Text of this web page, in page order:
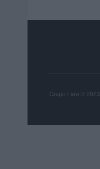
Grupo Faro © 2023